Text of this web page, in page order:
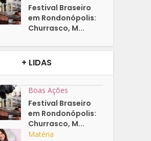
Festival Braseiro
em Rondonópolis:
Churrasco, M...
+ LIDAS
Boas Ações
Festival Braseiro
em Rondonópolis:
Churrasco, M...
Matéria